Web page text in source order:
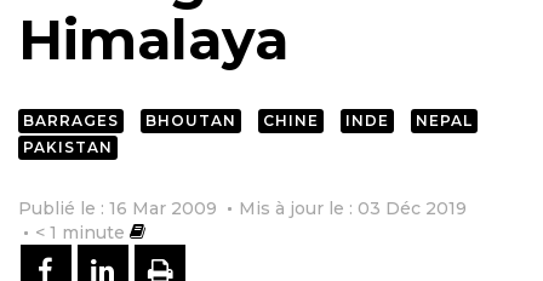
Himalaya
BARRAGES BHOUTAN CHINE INDE
NEPAL
PAKISTAN
Publié le : 16 Mar 2009
Mis à jour le : 03 Déc 2019
< 1 minute
PARTAGER SUR FACEBOOK
PARTAGER SUR LINKEDIN
IMPRIMER